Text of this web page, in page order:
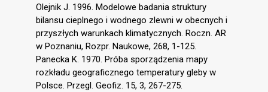
Olejnik J. 1996. Modelowe badania struktury
bilansu cieplnego i wodnego zlewni w obecnych i
przyszłych warunkach klimatycznych. Roczn. AR
w Poznaniu, Rozpr. Naukowe, 268, 1-125.
Panecka K. 1970. Próba sporządzenia mapy
rozkładu geograficznego temperatury gleby w
Polsce. Przegl. Geofiz. 15, 3, 267-275.